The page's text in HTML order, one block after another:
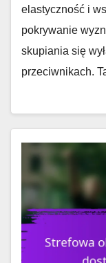
elastyczność i
pokrywanie
skupiania się
przeciwnikach.